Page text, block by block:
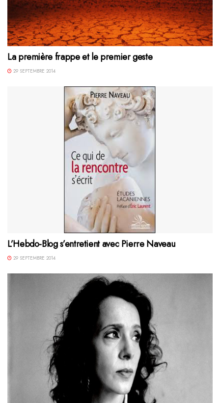
La première frappe et le premier geste
29 SEPTEMBRE 2014
L’Hebdo-Blog s’entretient avec Pierre Naveau
29 SEPTEMBRE 2014